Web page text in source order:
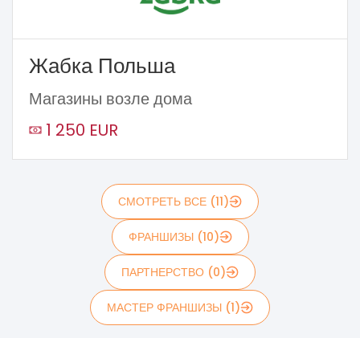
Жабка Польша
Магазины возле дома
1 250 EUR
СМОТРЕТЬ ВСЕ (11)
ФРАНШИЗЫ (10)
ПАРТНЕРСТВО (0)
МАСТЕР ФРАНШИЗЫ (1)